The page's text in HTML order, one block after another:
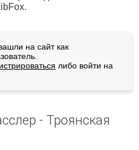
на сайт как
либо войти на
- Троянская